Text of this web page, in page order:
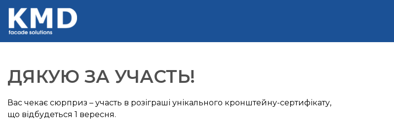
ДЯКУЮ ЗА УЧАСТЬ!
Вас чекає сюрприз – участь в розіграші унікального кронштейну-сертифікату,
що відбудеться 1 вересня.